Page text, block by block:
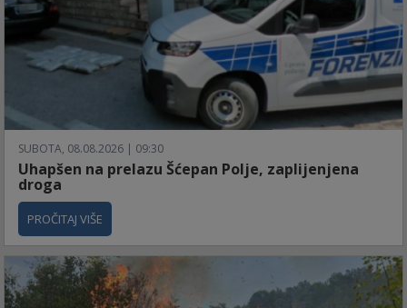
SUBOTA, 08.08.2026 | 09:30
Uhapšen na prelazu Šćepan Polje, zaplijenjena
droga
PROČITAJ VIŠE